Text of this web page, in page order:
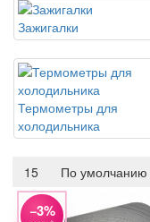
Зажигалки
Термометры для
холодильника
15 По умолчанию
−3%